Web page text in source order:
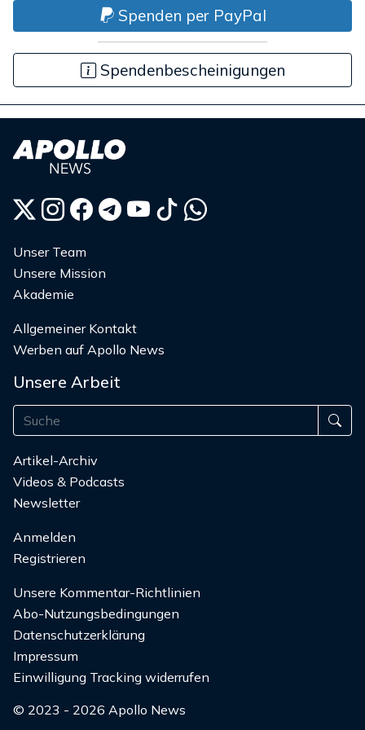
Spenden per PayPal
Spendenbescheinigungen
Unser Team
Unsere Mission
Akademie
Allgemeiner Kontakt
Werben auf Apollo News
Unsere Arbeit
Artikel-Archiv
Videos & Podcasts
Newsletter
Anmelden
Registrieren
Unsere Kommentar-Richtlinien
Abo-Nutzungsbedingungen
Datenschutzerklärung
Impressum
Einwilligung Tracking widerrufen
© 2023 - 2026 Apollo News